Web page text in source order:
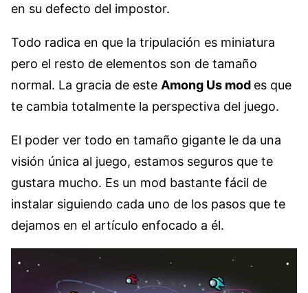
en su defecto del impostor.
Todo radica en que la tripulación es miniatura
pero el resto de elementos son de tamaño
normal. La gracia de este Among Us mod es que
te cambia totalmente la perspectiva del juego.
El poder ver todo en tamaño gigante le da una
visión única al juego, estamos seguros que te
gustara mucho. Es un mod bastante fácil de
instalar siguiendo cada uno de los pasos que te
dejamos en el artículo enfocado a él.